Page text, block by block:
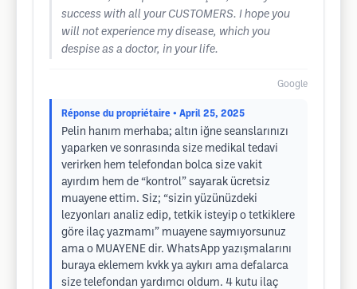
success with all your CUSTOMERS. I hope you
will not experience my disease, which you
despise as a doctor, in your life.
Google
Réponse du propriétaire • April 25, 2025
Pelin hanım merhaba; altın iğne seanslarınızı
yaparken ve sonrasında size medikal tedavi
verirken hem telefondan bolca size vakit
ayırdım hem de “kontrol” sayarak ücretsiz
muayene ettim. Siz; “sizin yüzünüzdeki
lezyonları analiz edip, tetkik isteyip o tetkiklere
göre ilaç yazmamı” muayene saymıyorsunuz
ama o MUAYENE dir. WhatsApp yazışmalarını
buraya eklemem kvkk ya aykırı ama defalarca
size telefondan yardımcı oldum. 4 kutu ilaç